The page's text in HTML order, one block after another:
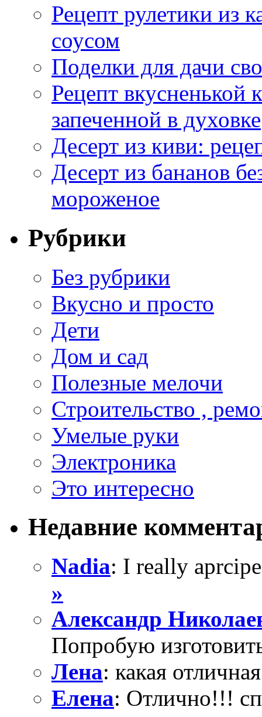
Рецепт рулетики из
соусом
Поделки для дачи
Рецепт
запеченной в духовке
Десерт из киви:
Десерт из бананов
мороженое
Рубрики
Без рубрики
Вкусно и просто
Дети
Дом и сад
Полезные мелочи
Строительство ,
Умелые руки
Электроника
Это интересно
Недавние
Nadia: I really
»
Александр
Попробую
Лена: какая
Елена: Отлично!!!